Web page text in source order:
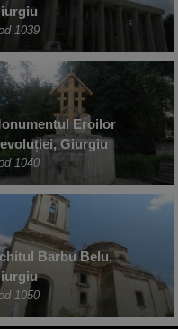
1039
Eroilor
Giurgiu
1040
Barbu Belu,
1050